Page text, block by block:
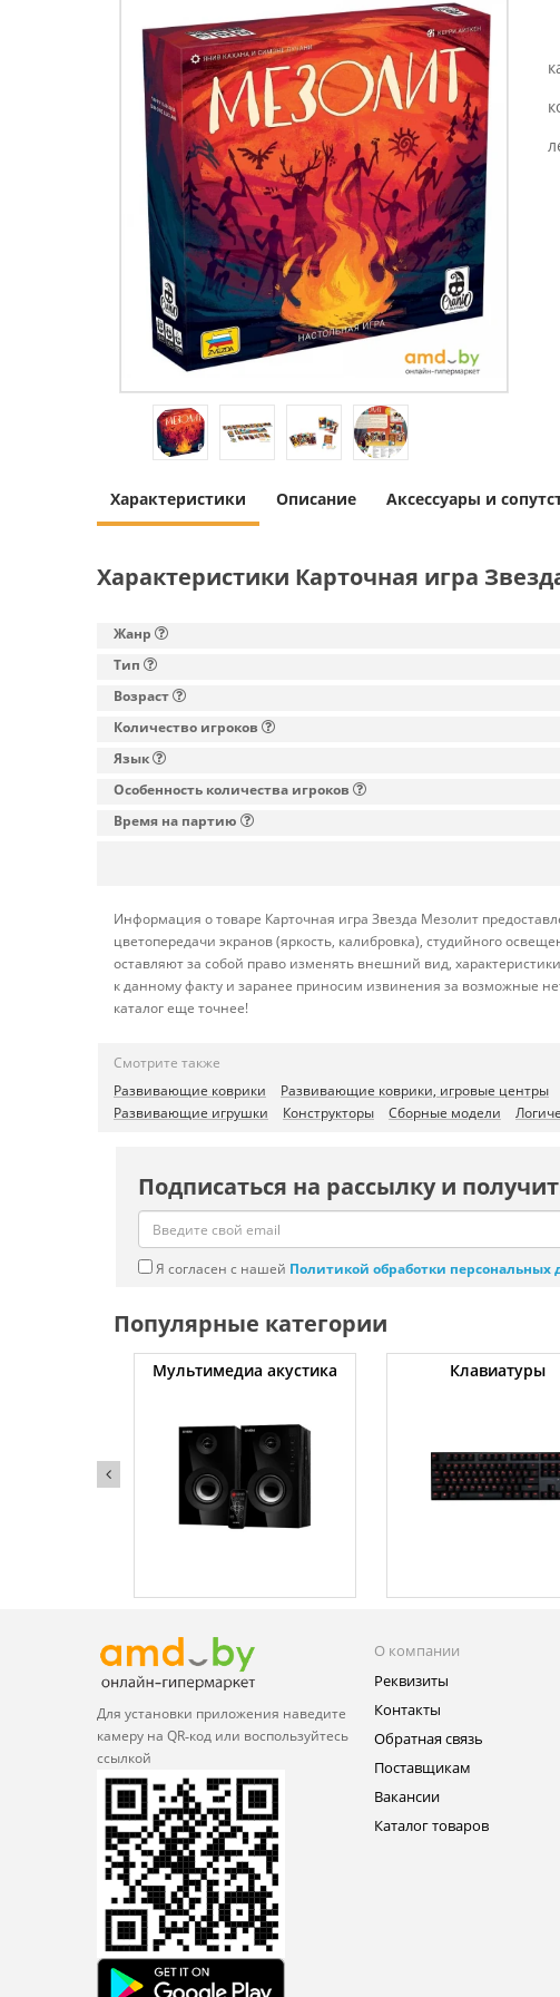
Характеристики Описание Аксессуары и
Характеристики Карточная игра
Жанр
Тип
Возраст
Количество игроков
Язык
Особенность количества игроков
Время на партию
Информация о товаре Карточная игра Звезда Мезолит
цветопередачи экранов (яркость, калибровка), студийного
оставляют за собой право изменять внешний вид,
к данному факту и заранее приносим извинения за возможные
каталог еще точнее!
Смотрите также
Развивающие коврики
Развивающие коврики, игровые центры
Развивающие игрушки
Конструкторы Сборные модели
Подписаться на рассылку и
Я согласен с нашей Политикой обработки персональных
Популярные категории
Мультимедиа акустика Клавиатуры
Для установки приложения наведите
камеру на QR‑код или воспользуйтесь
ссылкой
О компании
Реквизиты
Контакты
Обратная связь
Поставщикам
Вакансии
Каталог товаров